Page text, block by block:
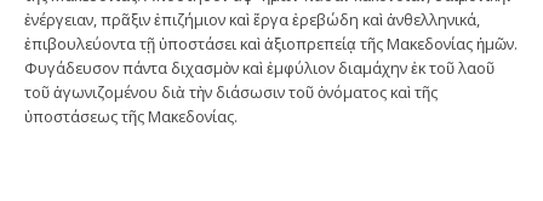
ἐνέργειαν, πρᾶξιν ἐπιζήμιον καὶ ἔργα ἐρεβώδη καὶ ἀνθελληνικά,
ἐπιβουλεύοντα τῇ ὑποστάσει καὶ ἀξιοπρεπείᾳ τῆς Μακεδονίας ἡμῶν.
Φυγάδευσον πάντα διχασμὸν καὶ ἐμφύλιον διαμάχην ἐκ τοῦ λαοῦ
τοῦ ἀγωνιζομένου διὰ τὴν διάσωσιν τοῦ ὀνόματος καὶ τῆς
ὑποστάσεως τῆς Μακεδονίας.